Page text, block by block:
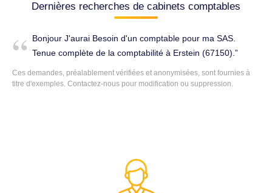
Dernières recherches de cabinets comptables
Bonjour J'aurai Besoin d'un comptable pour ma SAS.
Tenue complète de la comptabilité à Erstein (67150).
Ces demandes, préalablement vérifiées et anonymisées, sont fournies à
titre d'exemples. Contactez-nous pour modification ou suppression.